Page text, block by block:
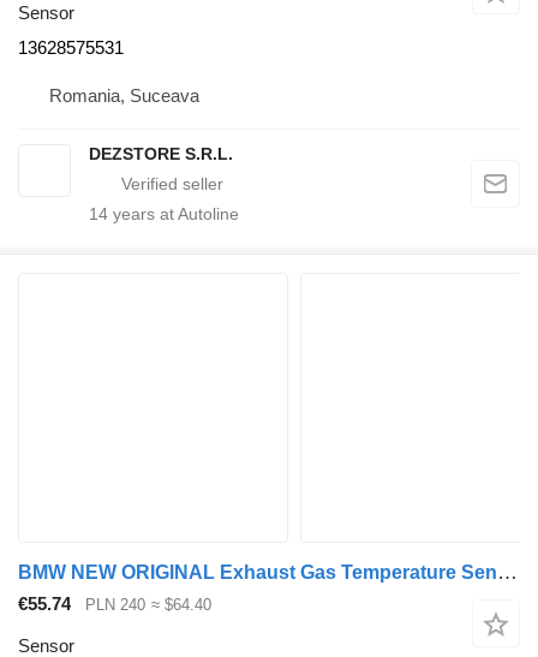
Sensor
13628575531
Romania, Suceava
DEZSTORE S.R.L.
14 years at Autoline
BMW NEW ORIGINAL Exhaust Gas Temperature Sensor M3 G80 X3M F97 8744031 for car
€55.74 PLN 240 ≈ $64.40
Sensor